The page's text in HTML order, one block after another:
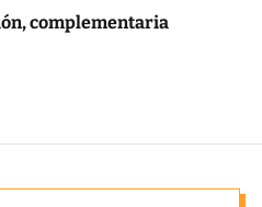
complementaria